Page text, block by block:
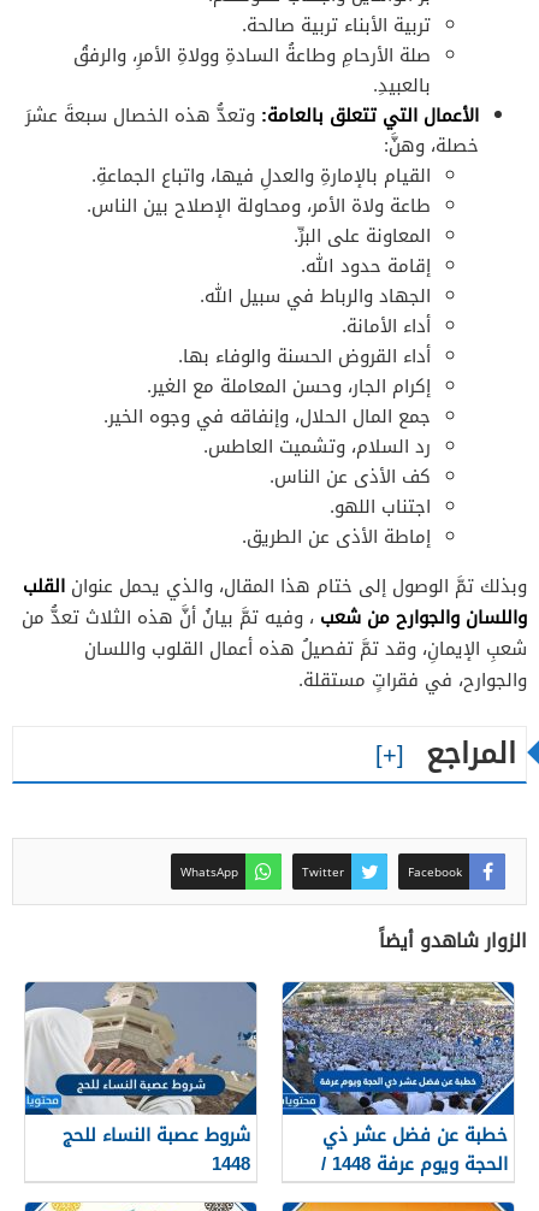
تربية الأبناء تربية صالحة.
صلة الأرحامِ وطاعةُ السادةِ وولاةِ الأمرِ، والرفقُ
بالعبيدِ.
الأعمال التي تتعلق بالعامة: وتعدُّ هذه الخصال سبعةَ عشرَ
خصلة، وهنَّ:
القيام بالإمارةِ والعدلِ فيها، واتباع الجماعةِ.
طاعة ولاة الأمر، ومحاولة الإصلاح بين الناس.
المعاونة على البرِّ.
إقامة حدود الله.
الجهاد والرباط في سبيل الله.
أداء الأمانة.
أداء القروض الحسنة والوفاء بها.
إكرام الجار، وحسن المعاملة مع الغير.
جمع المال الحلال، وإنفاقه في وجوه الخير.
رد السلام، وتشميت العاطس.
كف الأذى عن الناس.
اجتناب اللهو.
إماطة الأذى عن الطريق.
وبذلك تمَّ الوصول إلى ختام هذا المقال، والذي يحمل عنوان القلب
واللسان والجوارح من شعب ، وفيه تمَّ بيانُ أنَّ هذه الثلاث تعدُّ من
شعبِ الإيمانِ، وقد تمَّ تفصيلُ هذه أعمال القلوب واللسان
والجوارح، في فقراتٍ مستقلة.
المراجع
Facebook
Twitter
WhatsApp
الزوار شاهدو أيضاً
خطبة عن فضل عشر ذي
الحجة ويوم عرفة 1448 /
2026
شروط عصبة النساء للحج
1448